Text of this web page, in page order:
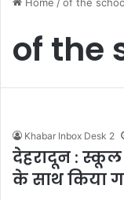
of the
Khabar Inbox Desk 2
देहरादून :
के साथ किया